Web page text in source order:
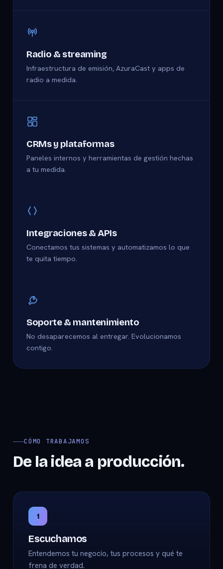
Radio & streaming
Infraestructura de emisión, AzuraCast y apps de
radio a medida.
CRMs y plataformas
Paneles internos y herramientas de gestión hechas
a tu medida.
Integraciones & APIs
Conectamos tus sistemas y automatizamos lo que
te quita tiempo.
Soporte & mantenimiento
No desaparecemos al entregar. Evolucionamos
contigo.
CÓMO TRABAJAMOS
De la idea a producción.
1
Escuchamos
Entendemos tu negocio, tus procesos y qué te
frena de verdad.